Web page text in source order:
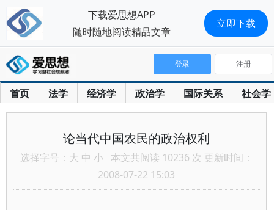
首页 法学 经济学 政治学 国际关系 社会学
登录 注册
论当代中国农民的政治权利
选择字号： 大 中 小 本文共阅读 10236 次 更新时间：
2008-07-22 15:03
下载爱思想APP
随时随地阅读精品文章
立即下载